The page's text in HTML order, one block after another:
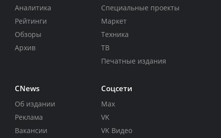
Аналитика
Рейтинги
Обзоры
Архив
Специальные проекты
Маркет
Техника
ТВ
Печатные издания
CNews
Об издании
Реклама
Вакансии
Соцсети
Max
VK
VK Видео